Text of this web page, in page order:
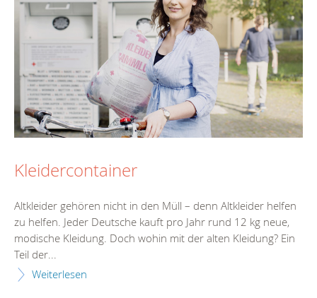
Kleidercontainer
Altkleider gehören nicht in den Müll – denn Altkleider helfen
zu helfen. Jeder Deutsche kauft pro Jahr rund 12 kg neue,
modische Kleidung. Doch wohin mit der alten Kleidung? Ein
Teil der...
Weiterlesen